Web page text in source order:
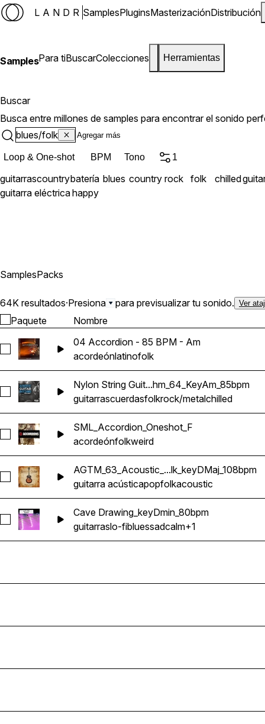
LANDR SamplesPluginsMasterizaciónDistribución
SamplesPara tiBuscarColecciones Herramientas
Buscar
Busca entre millones de samples para encontrar el sonido
blues/folk
Loop & One-shot BPM Tono 1
guitarrascountrybatería blues country rock folk chilled
guitarra eléctricahappy
SamplesPacks
64K resultados·Presiona para previsualizar tu sonido. Ver
Paquete Nombre
Seleccionar 04 Accordion - 85 BPM - Am
04 Accordion - 85 BPM - Am
acordeónlatinofolk
Seleccionar Nylon String Guitar Rhythm_64_KeyAm_85bpm
Nylon String Guit...hm_64_KeyAm_85bpm
guitarrascuerdasfolkrock/metalchilled
Seleccionar SML_Accordion_Oneshot_F
SML_Accordion_Oneshot_F
acordeónfolkweird
Seleccionar
AGTM_63_Acoustic_...lk_keyDMaj_108bpm
guitarra acústicapopfolkacoustic
Seleccionar Cave Drawing_keyDmin_80bpm
Cave Drawing_keyDmin_80bpm
guitarraslo-fibluessadcalm+1